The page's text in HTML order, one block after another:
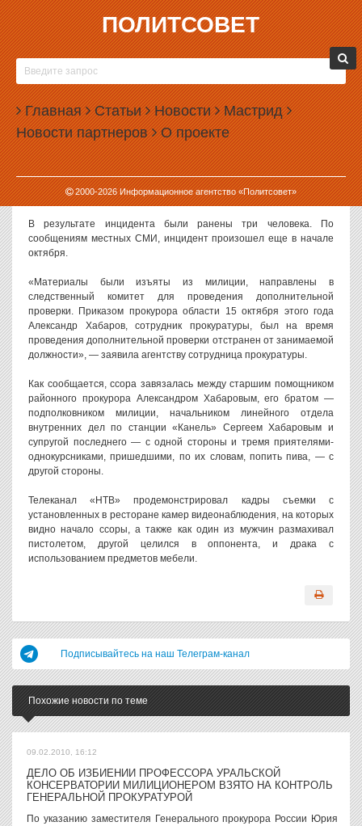
ПОЛИТСОВЕТ
Главная Статьи Новости Мастрид
Новости партнеров О проекте
2000-2026Информационное агентство «Политсовет»
21.10.2009, 14:53
МИЛИЦИОНЕР И СОТРУДНИК ПРОКУРАТУРЫ
УСТРОИЛИ ПЕРЕСТРЕЛКУ В РЕСТОРАНЕ
САМАРЫ
СКП проверяет сообщения о стрельбе, открытой из
травматического оружия двумя сотрудниками прокуратуры и МВД
в самарском ресторане в ходе ссоры с другими посетителями
заведения, сообщила старший помощник прокурора области по
связям со СМИ, сообщает РИА «Новости».
В результате инцидента были ранены три человека. По
сообщениям местных СМИ, инцидент произошел еще в начале
октября.
«Материалы были изъяты из милиции, направлены в
следственный комитет для проведения дополнительной
проверки. Приказом прокурора области 15 октября этого года
Александр Хабаров, сотрудник прокуратуры, был на время
проведения дополнительной проверки отстранен от занимаемой
должности», — заявила агентству сотрудница прокуратуры.
Как сообщается, ссора завязалась между старшим помощником
районного прокурора Александром Хабаровым, его братом —
подполковником милиции, начальником линейного отдела
внутренних дел по станции «Канель» Сергеем Хабаровым и
супругой последнего — с одной стороны и тремя приятелями-
однокурсниками, пришедшими, по их словам, попить пива, — с
другой стороны.
Телеканал «НТВ» продемонстрировал кадры съемки с
установленных в ресторане камер видеонаблюдения, на которых
видно начало ссоры, а также как один из мужчин размахивал
пистолетом, другой целился в оппонента, и драка с
использованием предметов мебели.
Подписывайтесь на наш Телеграм-канал
Похожие новости по теме
09.02.2010, 16:12
ДЕЛО ОБ ИЗБИЕНИИ ПРОФЕССОРА УРАЛЬСКОЙ
КОНСЕРВАТОРИИ МИЛИЦИОНЕРОМ ВЗЯТО НА КОНТРОЛЬ
ГЕНЕРАЛЬНОЙ ПРОКУРАТУРОЙ
По указанию заместителя Генерального прокурора России Юрия